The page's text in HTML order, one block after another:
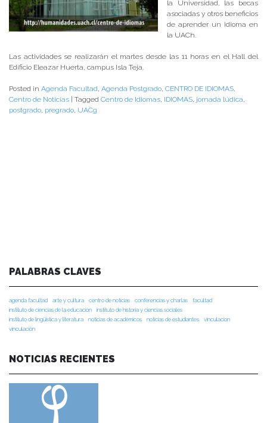
la Universidad, las becas
asociadas y otros beneficios
de aprender un idioma en
la UACh.
Las actividades se realizarán el martes desde las 11 horas en el Hall del
Edificio Eleazar Huerta, campus Isla Teja.
Posted in Agenda Facultad, Agenda Postgrado, CENTRO DE IDIOMAS,
Centro de Noticias
Tagged Centro de Idiomas, IDIOMAS, jornada lúdica,
postgrado, pregrado, UACg
PALABRAS CLAVES
agenda facultad arte y cultura centro de noticias conferencias y charlas
facultad
instituto de ciencias de la educación
instituto de historia y ciencias sociales
instituto de lingüística y literatura
noticias de académicos noticias de estudiantes
vinculacion
vinculación
NOTICIAS RECIENTES